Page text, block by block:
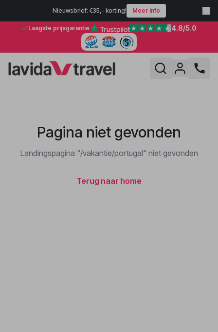
Nieuwsbrief: €35,- korting! Meer info
Laagste prijsgarantie 4.8/5.0
Pagina niet gevonden
Landingspagina "/vakantie/portugal" niet gevonden
Terug naar home